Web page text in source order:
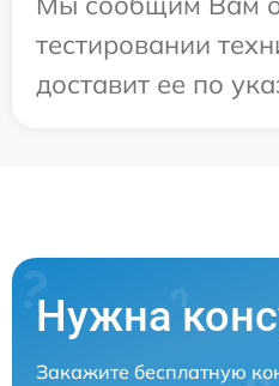
тестировании
доставит ее по
Нужна
Закажите бесплатную